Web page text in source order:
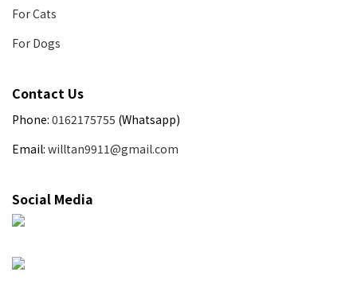
For Cats
For Dogs
Contact Us
Phone: 0162175755 (Whatsapp)
Email: willtan9911@gmail.com
Social Media